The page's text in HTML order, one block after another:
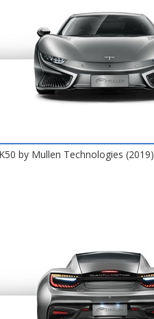
by Mullen Technologies (2019)